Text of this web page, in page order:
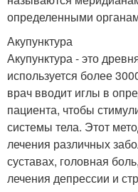
определенными
Акупунктура
Акупунктура - это
используется более
врач вводит иглы в
пациента, чтобы
системы тела. Этот
лечения различных
суставах, головная
лечения депрессии и